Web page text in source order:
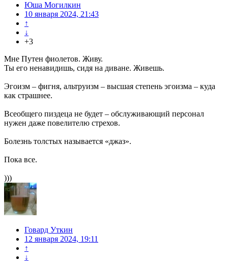
Юша Могилкин
10 января 2024, 21:43
↑
↓
+3
Мне Путен фиолетов. Живу.
Ты его ненавидишь, сидя на диване. Живешь.
Эгоизм – фигня, альтруизм – высшая степень эгоизма – куда
как страшнее.
Всеобщего пиздеца не будет – обслуживающий персонал
нужен даже повелителю стрехов.
Болезнь толстых называется «джаз».
Пока все.
)))
Говард Уткин
12 января 2024, 19:11
↑
↓